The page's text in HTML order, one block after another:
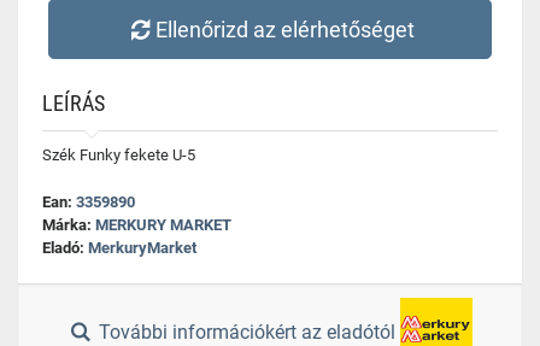
Ellenőrizd az elérhetőséget
LEÍRÁS
Szék Funky fekete U-5
Ean: 3359890
Márka: MERKURY MARKET
Eladó: MerkuryMarket
További információkért az eladótól